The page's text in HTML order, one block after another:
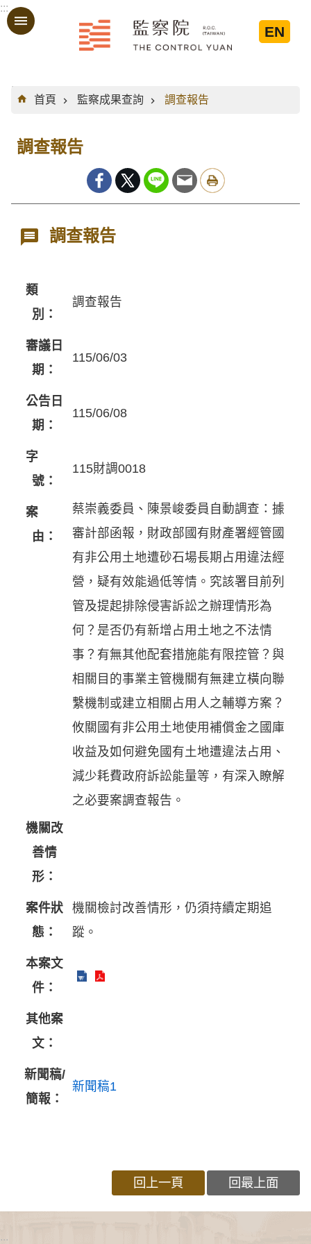
跳到主要內容區塊
:::
EN
:::
首頁
監察成果查詢 調查報告
調查報告
調查報告
類
別：
調查報告
審議日
期：
115/06/03
公告日
期：
115/06/08
字
號：
115財調0018
案
由：
蔡崇義委員、陳景峻委員自動調查：據
審計部函報，財政部國有財產署經管國
有非公用土地遭砂石場長期占用違法經
營，疑有效能過低等情。究該署目前列
管及提起排除侵害訴訟之辦理情形為
何？是否仍有新增占用土地之不法情
事？有無其他配套措施能有限控管？與
相關目的事業主管機關有無建立橫向聯
繫機制或建立相關占用人之輔導方案？
攸關國有非公用土地使用補償金之國庫
收益及如何避免國有土地遭違法占用、
減少耗費政府訴訟能量等，有深入瞭解
之必要案調查報告。
機關改
善情
形：
案件狀
態：
機關檢討改善情形，仍須持續定期追
蹤。
本案文
件：
其他案
文：
新聞稿/
簡報：
新聞稿1
回上一頁 回最上面
:::